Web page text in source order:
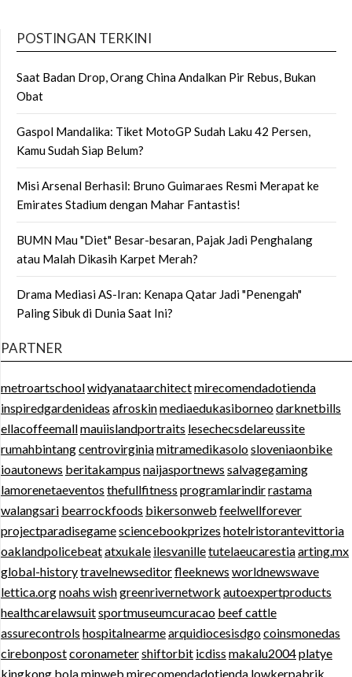
POSTINGAN TERKINI
Saat Badan Drop, Orang China Andalkan Pir Rebus, Bukan
Obat
Gaspol Mandalika: Tiket MotoGP Sudah Laku 42 Persen,
Kamu Sudah Siap Belum?
Misi Arsenal Berhasil: Bruno Guimaraes Resmi Merapat ke
Emirates Stadium dengan Mahar Fantastis!
BUMN Mau "Diet" Besar-besaran, Pajak Jadi Penghalang
atau Malah Dikasih Karpet Merah?
Drama Mediasi AS-Iran: Kenapa Qatar Jadi "Penengah"
Paling Sibuk di Dunia Saat Ini?
PARTNER
metroartschoolwidyanataarchitectmirecomendadotienda
inspiredgardenideas afroskinmediaedukasiborneodarknetbills
ellacoffeemallmauiislandportraits lesechecsdelareussite
rumahbintangcentrovirginiamitramedikasolosloveniaonbike
ioautonews beritakampus naijasportnews salvagegaming
lamorenetaeventos thefullfitness programlarindirrastama
walangsari bearrockfoods bikersonweb feelwellforever
projectparadisegamesciencebookprizes hotelristorantevittoria
oaklandpolicebeatatxukale ilesvanilletutelaeucarestiaarting.mx
global-historytravelnewseditorfleeknews worldnewswave
lettica.orgnoahs wishgreenrivernetwork autoexpertproducts
healthcarelawsuitsportmuseumcuracao beef cattle
assurecontrols hospitalnearmearquidiocesisdgocoinsmonedas
cirebonpostcoronametershiftorbit icdiss makalu2004platye
kingkong bolaminweb mirecomendadotienda lowkerpabrik